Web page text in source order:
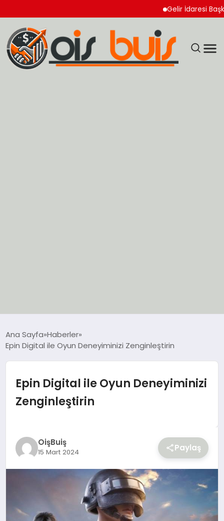
Gelir İdaresi
EKONOMİ
GÜNCEL
SIYASET
YAŞAM
Ana Sayfa Haberler
Epin Digital ile Oyun Deneyiminizi Zenginleştirin
Epin Digital ile Oyun Deneyiminizi
Zenginleştirin
OişBuiş
15 Mart 2024 Paylaş